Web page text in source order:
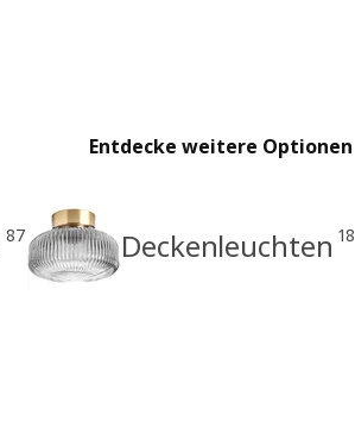
Entdecke weitere Optionen
87 Deckenleuchten 18